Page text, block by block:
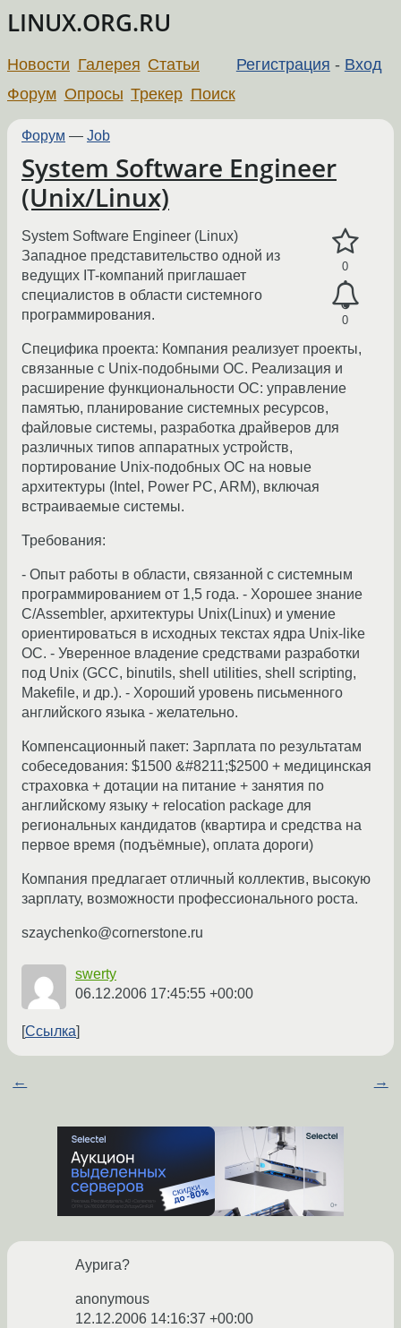
LINUX.ORG.RU
Регистрация - Вход
Новости Галерея Статьи
Форум Опросы Трекер Поиск
Форум — Job
System Software Engineer
(Unix/Linux)
0
0
System Software Engineer (Linux)
Западное представительство одной из
ведущих IT-компаний приглашает
специалистов в области системного
программирования.
Специфика проекта: Компания реализует проекты,
связанные с Unix-подобными ОС. Реализация и
расширение функциональности ОС: управление
памятью, планирование системных ресурсов,
файловые системы, разработка драйверов для
различных типов аппаратных устройств,
портирование Unix-подобных ОС на новые
архитектуры (Intel, Power PC, ARM), включая
встраиваемые системы.
Требования:
- Опыт работы в области, связанной с системным
программированием от 1,5 года. - Хорошее знание
C/Assembler, архитектуры Unix(Linux) и умение
ориентироваться в исходных текстах ядра Unix-like
ОС. - Уверенное владение средствами разработки
под Unix (GCC, binutils, shell utilities, shell scripting,
Makefile, и др.). - Хороший уровень письменного
английского языка - желательно.
Компенсационный пакет: Зарплата по результатам
собеседования: $1500 &#8211;$2500 + медицинская
страховка + дотации на питание + занятия по
английскому языку + relocation package для
региональных кандидатов (квартира и средства на
первое время (подъёмные), оплата дороги)
Компания предлагает отличный коллектив, высокую
зарплату, возможности профессионального роста.
szaychenko@cornerstone.ru
swerty
06.12.2006 17:45:55 +00:00
Ссылка
← →
Аурига?
anonymous
12.12.2006 14:16:37 +00:00